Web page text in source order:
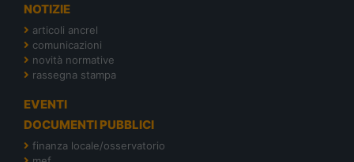
NOTIZIE
articoli ancrel
comunicazioni
novità normative
rassegna stampa
EVENTI
DOCUMENTI PUBBLICI
finanza locale/osservatorio